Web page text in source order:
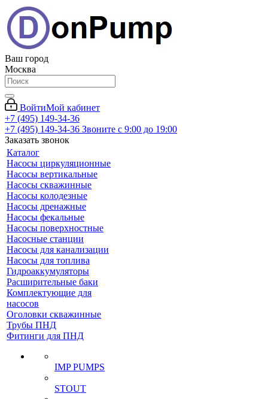
Ваш город
Москва
ВойтиМой кабинет
+7 (495) 149-34-36
+7 (495) 149-34-36 Звоните с 9:00 до 19:00
Заказать звонок
Каталог
Насосы циркуляционные
Насосы вертикальные
Насосы скважинные
Насосы колодезные
Насосы дренажные
Насосы фекальные
Насосы поверхностные
Насосные станции
Насосы для канализации
Насосы для топлива
Гидроаккумуляторы
Расширительные баки
Комплектующие для
насосов
Оголовки скважинные
Трубы ПНД
Фитинги для ПНД
IMP PUMPS
STOUT